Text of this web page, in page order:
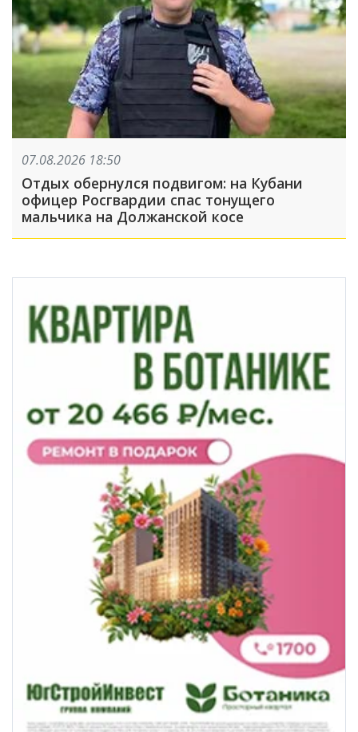
07.08.2026 18:50
Отдых обернулся подвигом: на Кубани
офицер Росгвардии спас тонущего
мальчика на Должанской косе